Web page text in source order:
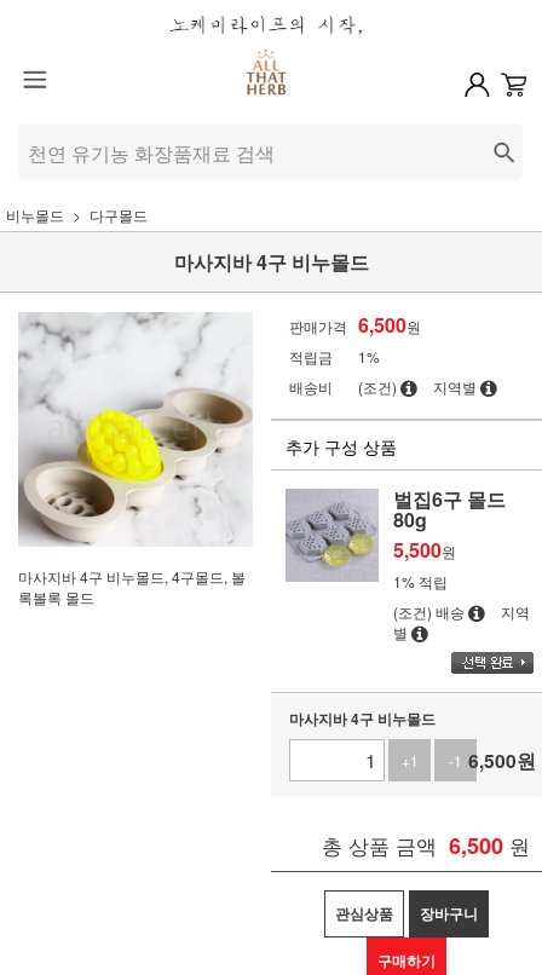
비누몰드 다구몰드
마사지바 4구 비누몰드
마사지바 4구 비누몰드, 4구몰드, 볼
록볼록 몰드
판매가격 6,500원
적립금
1%
배송비
(조건) 지역별
추가 구성 상품
벌집6구 몰드
80g
5,500원
1% 적립
(조건) 배송
지역
별
마사지바 4구 비누몰드
+1 -1 6,500원
총 상품 금액 6,500 원
관심상품 장바구니
구매하기